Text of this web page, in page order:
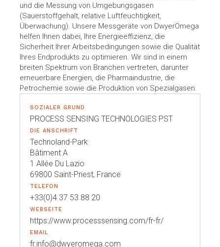
und die Messung von Umgebungsgasen
(Sauerstoffgehalt, relative Luftfeuchtigkeit,
Überwachung). Unsere Messgeräte von DwyerOmega
helfen Ihnen dabei, Ihre Energieeffizienz, die
Sicherheit Ihrer Arbeitsbedingungen sowie die Qualität
Ihres Endprodukts zu optimieren. Wir sind in einem
breiten Spektrum von Branchen vertreten, darunter
erneuerbare Energien, die Pharmaindustrie, die
Petrochemie sowie die Produktion von Spezialgasen.
SOZIALER GRUND
PROCESS SENSING TECHNOLOGIES PST
DIE ANSCHRIFT
Technoland-Park
Bâtiment A
1 Allée Du Lazio
69800 Saint-Priest, France
TELEFON
+33(0)4 37 53 88 20
WEBSEITE
https://www.processsensing.com/fr-fr/
EMAIL
fr.info@dwyeromega.com